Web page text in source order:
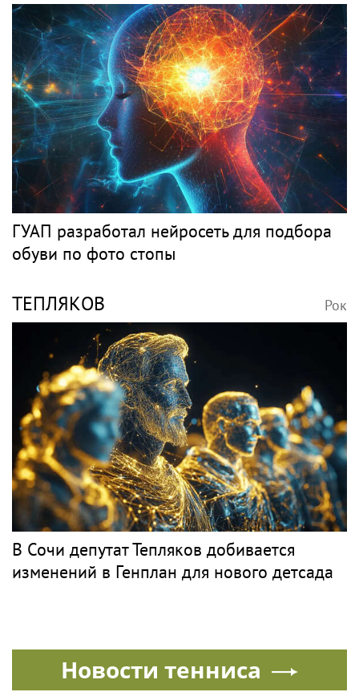
ГУАП разработал нейросеть для подбора
обуви по фото стопы
ТЕПЛЯКОВ Рок
В Сочи депутат Тепляков добивается
изменений в Генплан для нового детсада
Новости тенниса